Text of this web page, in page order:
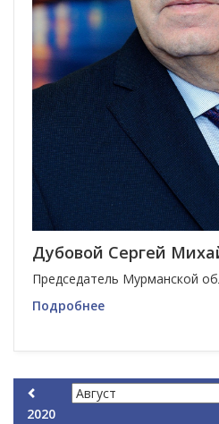
Дубовой Сергей
Председатель Мурманской
Подробнее
2020